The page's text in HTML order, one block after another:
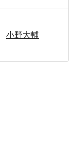
小野大輔